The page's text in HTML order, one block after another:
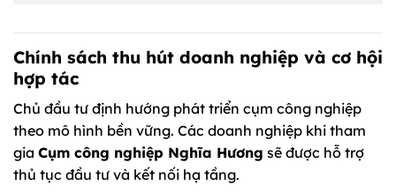
Chính sách thu hút doanh nghiệp và cơ hội
hợp tác
Chủ đầu tư định hướng phát triển cụm công nghiệp
theo mô hình bền vững. Các doanh nghiệp khi tham
gia Cụm công nghiệp Nghĩa Hương sẽ được hỗ trợ
thủ tục đầu tư và kết nối hạ tầng.